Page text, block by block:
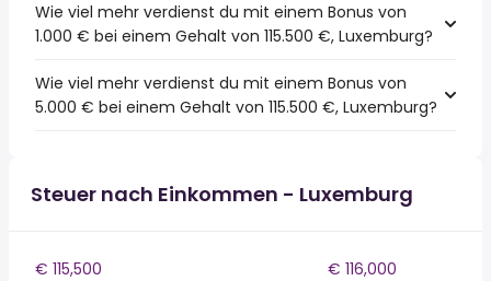
Wie viel mehr verdienst du mit einem Bonus von
1.000 € bei einem Gehalt von 115.500 €, Luxemburg?
Wie viel mehr verdienst du mit einem Bonus von
5.000 € bei einem Gehalt von 115.500 €, Luxemburg?
Steuer nach Einkommen - Luxemburg
€ 115,500
€ 116,000